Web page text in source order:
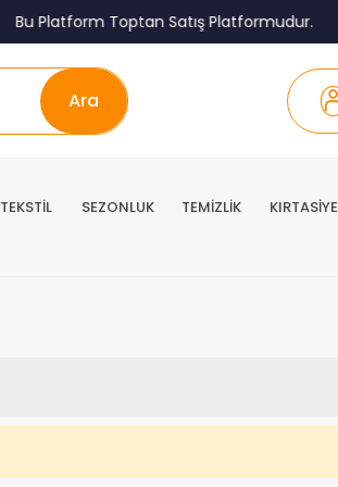
Bu Platform Toptan Satış Platformudur.
Ara
TEKSTİL SEZONLUK TEMİZLİK KIRTASİYE